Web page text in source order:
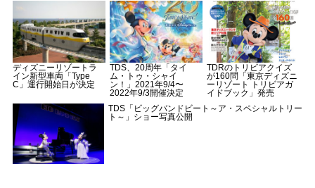
ディズニーリゾートラ
イン新型車両「Type
C」運行開始日が決定
TDS、20周年「タイ
ム・トゥ・シャイ
ン！」2021年9/4〜
2022年9/3開催決定
TDRのトリビアクイズ
が160問「東京ディズニ
ーリゾート トリビアガ
イドブック」発売
TDS「ビッグバンドビート～ア・スペシャルトリー
ト～」ショー写真公開